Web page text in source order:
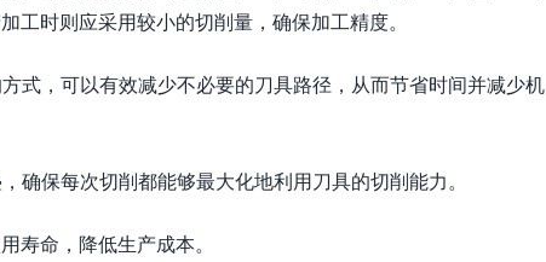
工时则应采用较小的切削量，确保加工精度。
式，可以有效减少不必要的刀具路径，从而节省时间并减少机
确保每次切削都能够最大化地利用刀具的切削能力。
寿命，降低生产成本。